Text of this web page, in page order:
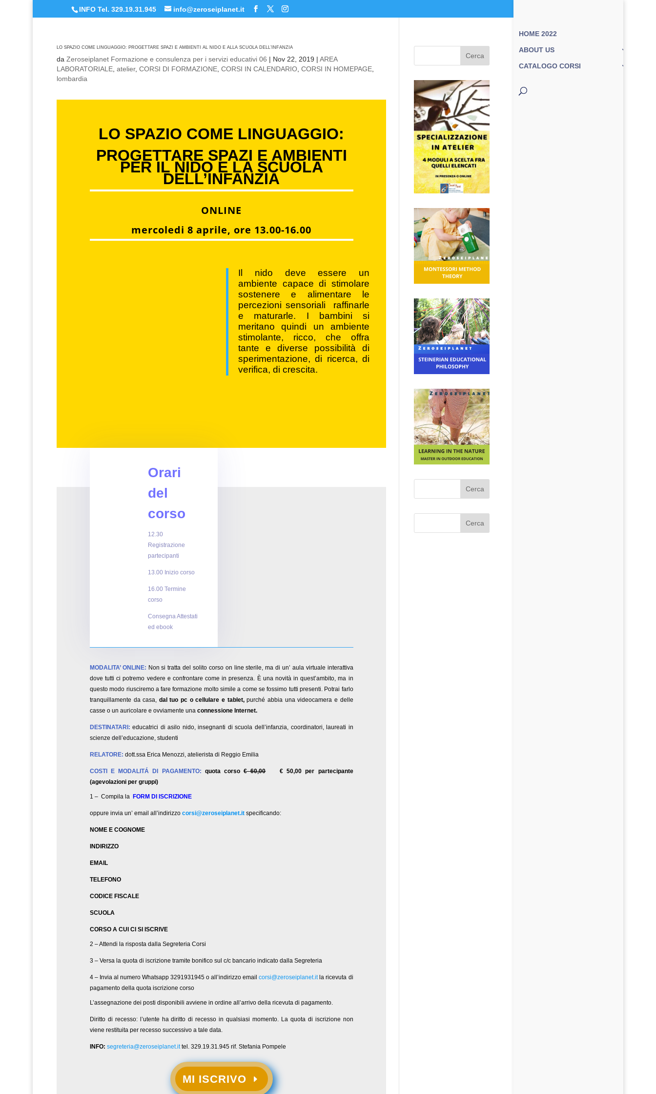
INFO Tel. 329.19.31.945 info@zeroseiplanet.it
HOME 2022
ABOUT US
CATALOGO CORSI
LO SPAZIO COME LINGUAGGIO: PROGETTARE SPAZI E AMBIENTI AL NIDO E ALLA SCUOLA DELL’INFANZIA
daZeroseiplanet Formazione e consulenza per i servizi educativi 06 | Nov 22, 2019 |AREA
LABORATORIALE ,atelier,CORSI DI FORMAZIONE ,CORSI IN CALENDARIO ,CORSI IN HOMEPAGE
lombardia
LO SPAZIO COME LINGUAGGIO:
PROGETTARE SPAZI E AMBIENTI
PER IL NIDO E LA SCUOLA
DELL’INFANZIA
ONLINE
mercoledi 8 aprile, ore 13.00-16.00
Il nido deve essere un
ambiente capace di stimolare
sostenere e alimentare le
percezioni sensoriali raffinarle
e maturarle. I bambini si
meritano quindi un ambiente
stimolante, ricco, che offra
tante e diverse possibilità di
sperimentazione, di ricerca, di
verifica, di crescita.
Orari
del
corso
12.30
Registrazione
partecipanti
13.00 Inizio corso
16.00 Termine
corso
Consegna Attestati
ed ebook
MODALITA’ ONLINE: Non si tratta del solito corso on line sterile, ma di un’ aula virtuale interattiva
dove tutti ci potremo vedere e confrontare come in presenza. È una novità in quest’ambito, ma in
questo modo riusciremo a fare formazione molto simile a come se fossimo tutti presenti. Potrai farlo
tranquillamente da casa, dal tuo pc o cellulare e tablet,purché abbia una videocamera e delle
casse o un auricolare e ovviamente una connessione Internet.
DESTINATARI: educatrici di asilo nido, insegnanti di scuola dell’infanzia, coordinatori, laureati in
scienze dell’educazione, studenti
RELATORE: dott.ssa Erica Menozzi, atelierista di Reggio Emilia
COSTI E MODALITÁ DI PAGAMENTO: quota corso€ 60,00€ 50,00 per partecipante
(agevolazioni per gruppi)
1 – Compila la FORM DI ISCRIZIONE
oppure invia un’ email all’indirizzo corsi@zeroseiplanet.itspecificando:
NOME E COGNOME
INDIRIZZO
EMAIL
TELEFONO
CODICE FISCALE
SCUOLA
CORSO A CUI CI SI ISCRIVE
2 – Attendi la risposta dalla Segreteria Corsi
3 – Versa la quota di iscrizione tramite bonifico sul c/c bancario indicato dalla Segreteria
4 – Invia al numero Whatsapp 3291931945 o all’indirizzo emailcorsi@zeroseiplanet.itla ricevuta di
pagamento della quota iscrizione corso
L’assegnazione dei posti disponibili avviene in ordine all’arrivo della ricevuta di pagamento.
Diritto di recesso: l’utente ha diritto di recesso in qualsiasi momento. La quota di iscrizione non
viene restituita per recesso successivo a tale data.
INFO: segreteria@zeroseiplanet.ittel. 329.19.31.945 rif. Stefania Pompele
MI ISCRIVO
Cerca
Cerca
Cerca